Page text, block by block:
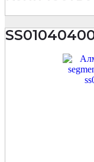
граниту
Granite
Laser
350х10х25,4мм